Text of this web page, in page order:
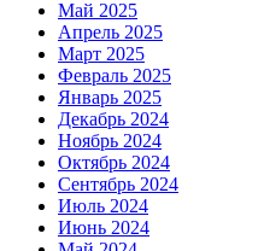
Май 2025
Апрель 2025
Март 2025
Февраль 2025
Январь 2025
Декабрь 2024
Ноябрь 2024
Октябрь 2024
Сентябрь 2024
Июль 2024
Июнь 2024